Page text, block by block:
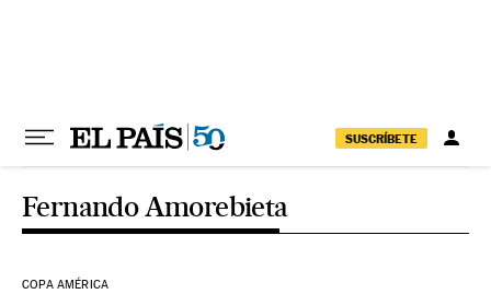
SUSCRÍBETE
Fernando Amorebieta
COPA AMÉRICA